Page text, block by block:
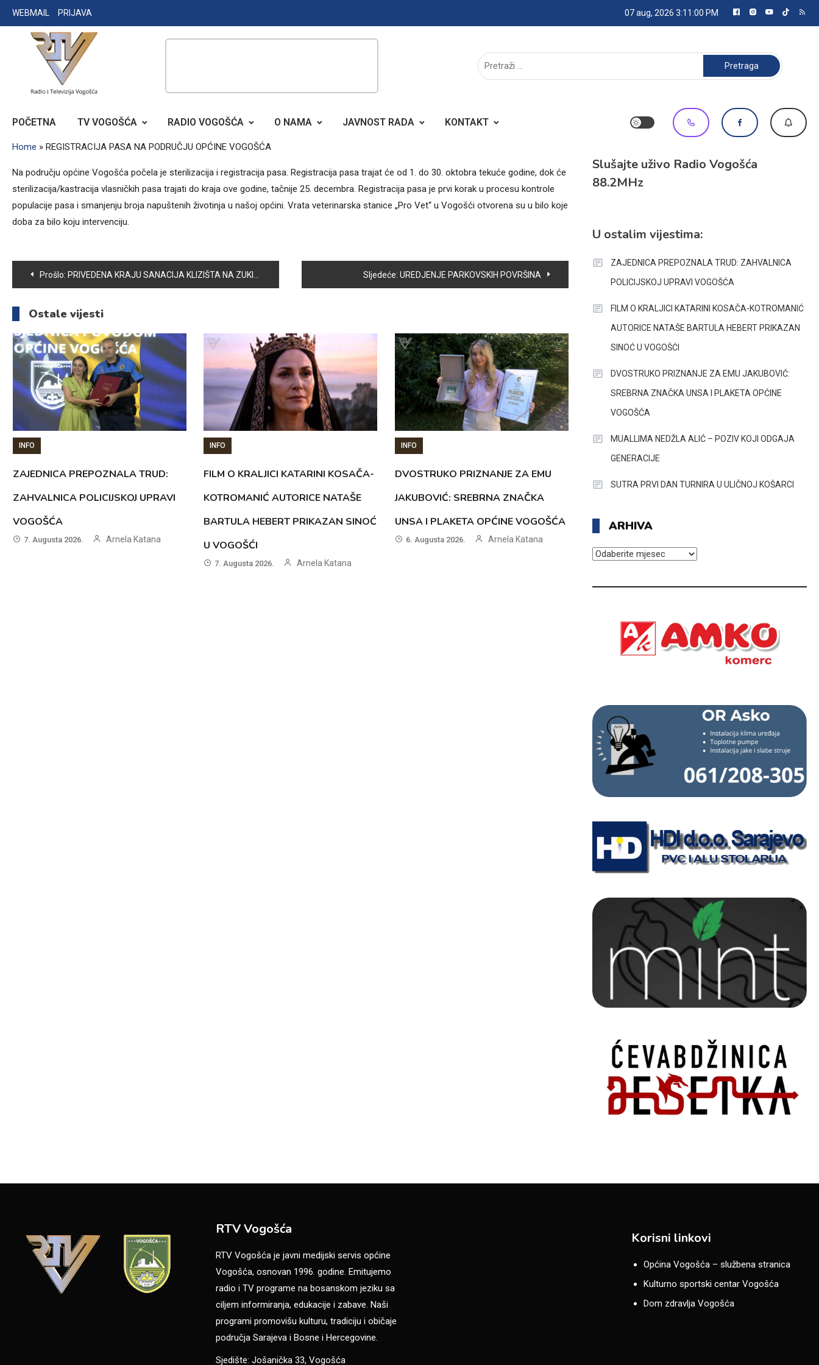
Skip
to
WEBMAIL PRIJAVA 07 aug, 2026 3:11:00 PM
RADIO TELEVIZIJA VOGOŠĆA
Pretraga:
POČETNA TV VOGOŠĆA RADIO VOGOŠĆA O NAMA JAVNOST RADA KONTAKT
Home » REGISTRACIJA PASA NA PODRUČJU OPĆINE VOGOŠĆA
Na području općine Vogošća počela je sterilizacija i registracija pasa. Registracija pasa trajat će od 1. do 30. oktobra tekuće godine, dok će
sterilizacija/kastracija vlasničkih pasa trajati do kraja ove godine, tačnije 25. decembra. Registracija pasa je prvi korak u procesu kontrole
populacije pasa i smanjenju broja napuštenih životinja u našoj općini. Vrata veterinarska stanice „Pro Vet“ u Vogošći otvorena su u bilo koje
doba za bilo koju intervenciju.
Navigacija
članaka
Prošlo: PRIVEDENA KRAJU SANACIJA KLIZIŠTA NA ZUKIĆA BRDU Sljedeće: UREDJENJE PARKOVSKIH POVRŠINA
Ostale vijesti
INFO
ZAJEDNICA PREPOZNALA TRUD:
ZAHVALNICA POLICIJSKOJ UPRAVI
VOGOŠĆA
7. Augusta 2026. Arnela Katana
INFO
FILM O KRALJICI KATARINI KOSAČA-
KOTROMANIĆ AUTORICE NATAŠE
BARTULA HEBERT PRIKAZAN SINOĆ
U VOGOŠĆI
7. Augusta 2026. Arnela Katana
INFO
DVOSTRUKO PRIZNANJE ZA EMU
JAKUBOVIĆ: SREBRNA ZNAČKA
UNSA I PLAKETA OPĆINE VOGOŠĆA
6. Augusta 2026. Arnela Katana
Slušajte uživo Radio Vogošća
88.2MHz
U ostalim vijestima:
ZAJEDNICA PREPOZNALA TRUD: ZAHVALNICA
POLICIJSKOJ UPRAVI VOGOŠĆA
FILM O KRALJICI KATARINI KOSAČA-KOTROMANIĆ
AUTORICE NATAŠE BARTULA HEBERT PRIKAZAN
SINOĆ U VOGOŠĆI
DVOSTRUKO PRIZNANJE ZA EMU JAKUBOVIĆ:
SREBRNA ZNAČKA UNSA I PLAKETA OPĆINE
VOGOŠĆA
MUALLIMA NEDŽLA ALIĆ – POZIV KOJI ODGAJA
GENERACIJE
SUTRA PRVI DAN TURNIRA U ULIČNOJ KOŠARCI
ARHIVA
ARHIVA
RTV Vogošća
RTV Vogošća je javni medijski servis općine
Vogošća, osnovan 1996. godine. Emitujemo
radio i TV programe na bosanskom jeziku sa
ciljem informiranja, edukacije i zabave. Naši
programi promovišu kulturu, tradiciju i običaje
područja Sarajeva i Bosne i Hercegovine.
Sjedište: Jošanička 33, Vogošća
Korisni linkovi
Općina Vogošća – službena stranica
Kulturno sportski centar Vogošća
Dom zdravlja Vogošća